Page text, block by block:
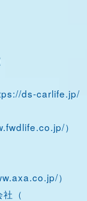
ds-carlife.jp/
）
）
（